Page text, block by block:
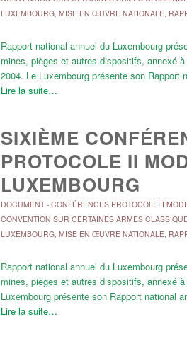
LUXEMBOURG, MISE EN ŒUVRE NATIONALE,
Rapport national annuel du Luxembourg
mines, pièges et autres dispositifs, annexé
2004. Le Luxembourg présente son
Lire la suite…
SIXIÈME
PROTOCOLE II
LUXEMBOURG
DOCUMENT- CONFÉRENCES PROTOCOLE II
CONVENTION SUR CERTAINES ARMES
LUXEMBOURG, MISE EN ŒUVRE NATIONALE,
Rapport national annuel du Luxembourg
mines, pièges et autres dispositifs, annexé
Luxembourg présente son Rapport national
Lire la suite…